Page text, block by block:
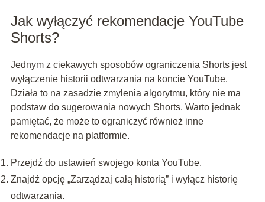
Jak wyłączyć rekomendacje YouTube
Shorts?
Jednym z ciekawych sposobów ograniczenia Shorts jest
wyłączenie historii odtwarzania na koncie YouTube.
Działa to na zasadzie zmylenia algorytmu, który nie ma
podstaw do sugerowania nowych Shorts. Warto jednak
pamiętać, że może to ograniczyć również inne
rekomendacje na platformie.
Przejdź do ustawień swojego konta YouTube.
Znajdź opcję „Zarządzaj całą historią” i wyłącz historię
odtwarzania.